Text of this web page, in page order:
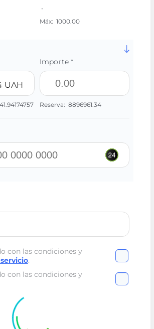
-
Máx: 1000.00
UAH
41.94174757
Importe *
Reserva: 8896961.34
con las condiciones y
.
con las condiciones y